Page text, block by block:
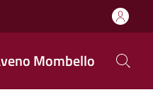
Mombello